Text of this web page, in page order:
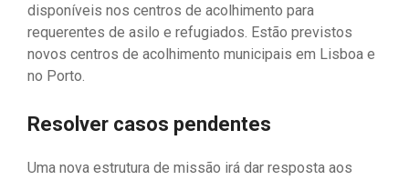
disponíveis nos centros de acolhimento para
requerentes de asilo e refugiados. Estão previstos
novos centros de acolhimento municipais em Lisboa e
no Porto.
Resolver casos pendentes
Uma nova estrutura de missão irá dar resposta aos